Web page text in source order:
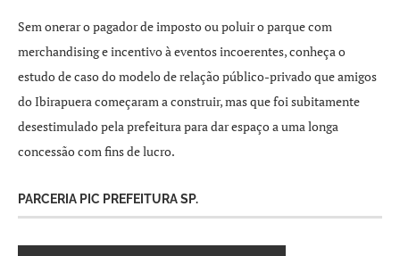
Sem onerar o pagador de imposto ou poluir o parque com
merchandising e incentivo à eventos incoerentes, conheça o
estudo de caso do modelo de relação público-privado que amigos
do Ibirapuera começaram a construir, mas que foi subitamente
desestimulado pela prefeitura para dar espaço a uma longa
concessão com fins de lucro.
PARCERIA PIC PREFEITURA SP.